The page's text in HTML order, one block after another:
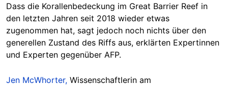
Dass die Korallenbedeckung im Great Barrier Reef in
den letzten Jahren seit 2018 wieder etwas
zugenommen hat, sagt jedoch noch nichts über den
generellen Zustand des Riffs aus, erklärten Expertinnen
und Experten gegenüber AFP.
Jen McWhorter, Wissenschaftlerin am